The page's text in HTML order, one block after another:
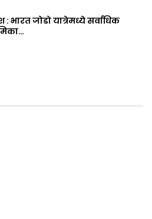
भारत जोडो यात्रेमध्ये सर्वाधिक